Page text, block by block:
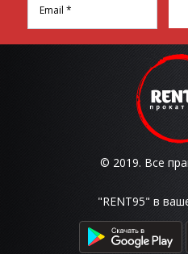
© 2019. Все
"RENT95" в